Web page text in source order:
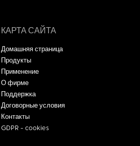
КАРТА САЙТА
Домашняя страница
Продукты
Применение
О фирме
Поддержка
Договорные условия
Контакты
GDPR - cookies